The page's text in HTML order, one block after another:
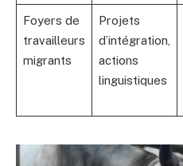
Foyers de
travailleurs
migrants
Projets
d’intégration,
actions
linguistiques